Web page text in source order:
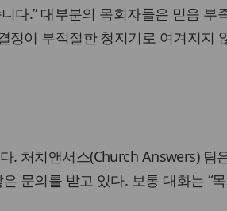
다.” 대부분의 목회자들은 믿음 부
정이 부적절한 청지기로 여겨지지
. 처치앤서스(Church Answers) 팀
문의를 받고 있다. 보통 대화는 “